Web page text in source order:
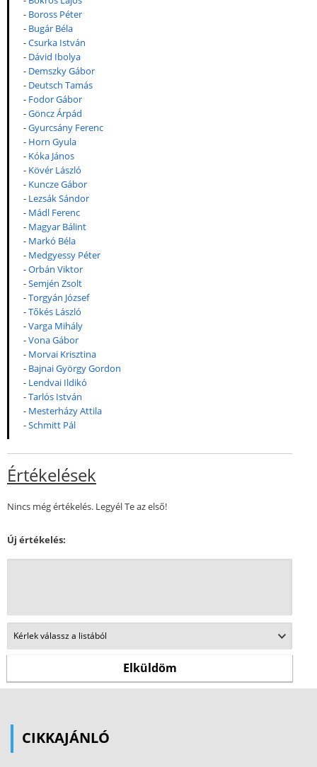
- Boross Péter
- Bugár Béla
-Csurka István
- Dávid Ibolya
- Demszky Gábor
- Deutsch Tamás
- Fodor Gábor
-Göncz Árpád
-Gyurcsány Ferenc
- Horn Gyula
- Kóka János
- Kövér László
- Kuncze Gábor
- Lezsák Sándor
- Mádl Ferenc
- Magyar Bálint
- Markó Béla
- Medgyessy Péter
-Orbán Viktor
-Semjén Zsolt
-Torgyán József
-Tőkés László
-Varga Mihály
-Vona Gábor
- Morvai Krisztina
- Bajnai György Gordon
- Lendvai Ildikó
-Tarlós István
- Mesterházy Attila
-Schmitt Pál
Értékelések
Nincs még értékelés. Legyél Te az első!
Új értékelés:
CIKKAJÁNLÓ